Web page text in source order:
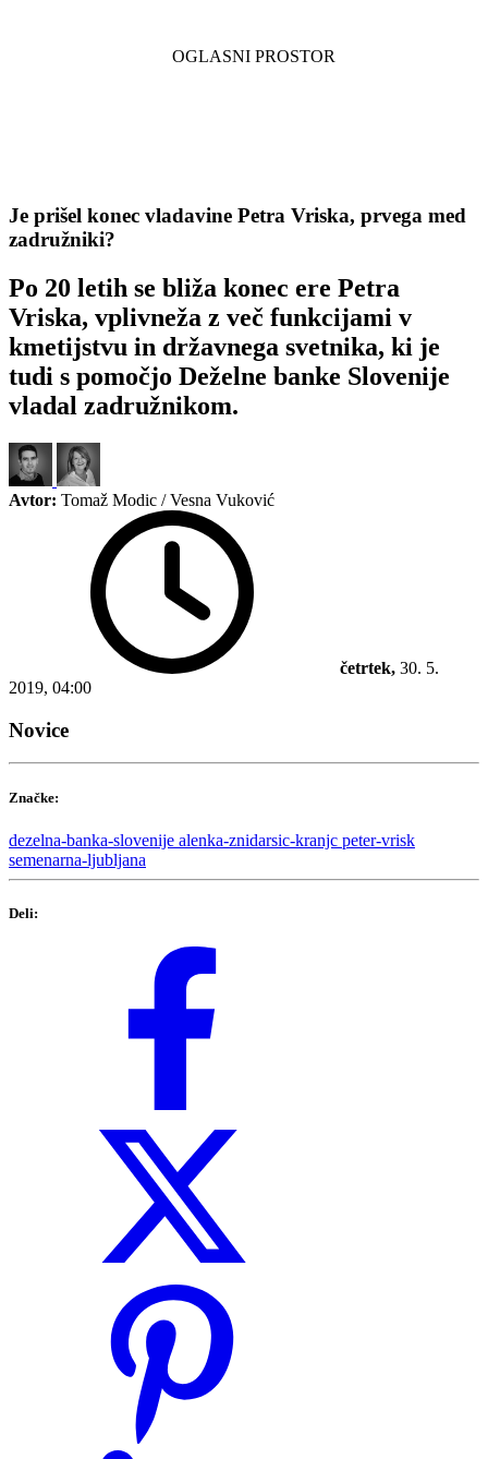
Je prišel konec vladavine Petra Vriska, prvega med
zadružniki?
Po 20 letih se bliža konec ere Petra
Vriska, vplivneža z več funkcijami v
kmetijstvu in državnega svetnika, ki je
tudi s pomočjo Deželne banke Slovenije
vladal zadružnikom.
Avtor: Tomaž Modic / Vesna Vuković
četrtek, 30. 5.
2019, 04:00
Novice
Značke:
dezelna-banka-slovenije alenka-znidarsic-kranjc peter-vrisk
semenarna-ljubljana
Deli: